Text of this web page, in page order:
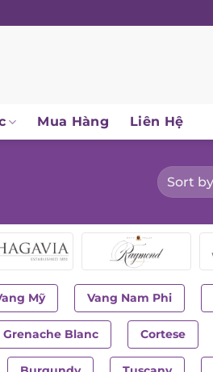
Mua Hàng Liên Hệ
Mỹ Vang Nam Phi
Grenache Blanc Cortese